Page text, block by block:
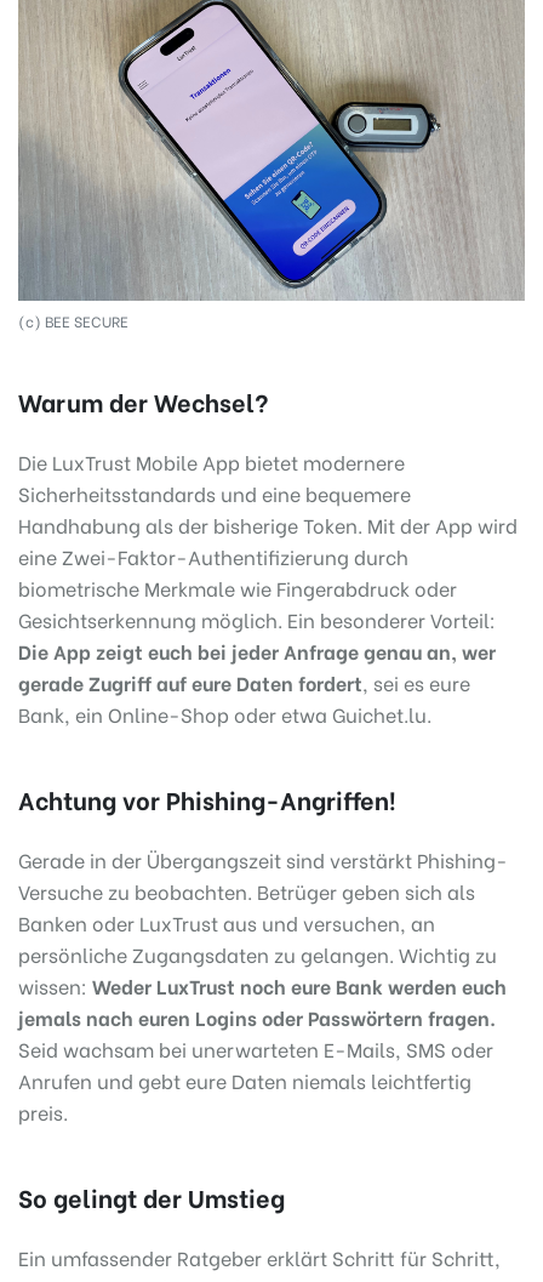
(c) BEE SECURE
Warum der Wechsel?
Die LuxTrust Mobile App bietet modernere
Sicherheitsstandards und eine bequemere
Handhabung als der bisherige Token. Mit der App wird
eine Zwei-Faktor-Authentifizierung durch
biometrische Merkmale wie Fingerabdruck oder
Gesichtserkennung möglich. Ein besonderer Vorteil:
Die App zeigt euch bei jeder Anfrage genau an, wer
gerade Zugriff auf eure Daten fordert, sei es eure
Bank, ein Online-Shop oder etwa Guichet.lu.
Achtung vor Phishing-Angriffen!
Gerade in der Übergangszeit sind verstärkt Phishing-
Versuche zu beobachten. Betrüger geben sich als
Banken oder LuxTrust aus und versuchen, an
persönliche Zugangsdaten zu gelangen. Wichtig zu
wissen: Weder LuxTrust noch eure Bank werden euch
jemals nach euren Logins oder Passwörtern fragen.
Seid wachsam bei unerwarteten E-Mails, SMS oder
Anrufen und gebt eure Daten niemals leichtfertig
preis.
So gelingt der Umstieg
Ein umfassender Ratgeber erklärt Schritt für Schritt,